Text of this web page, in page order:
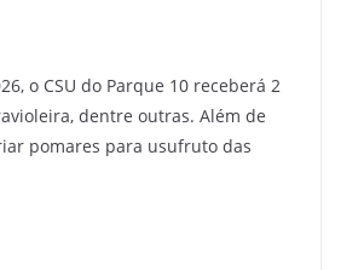
o CSU do Parque 10 receberá 2
dentre outras. Além de
pomares para usufruto das